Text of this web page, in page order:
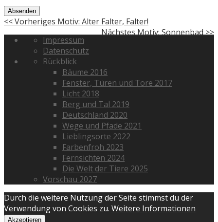
Absenden
<< Vorheriges Motiv: Alter Falter, Falter!
Nächstes Motiv: Sonnenbad >>
Impressum
Datenschutz
Rückblick
Bäume 2016
Fenster, Türen und Tore 2017
Licht 2018
Berg und Tal 2019
Deutschland 2020
Wege und Pfade 2021
Lieblingsorte 2022
Farbenfroh 2023
Fernsichten 2024
Die Welt der Tiere 2025
Vorschau 2027
Durch die weitere Nutzung der Seite stimmst du der
Verwendung von Cookies zu. Weitere Informationen
Akzeptieren